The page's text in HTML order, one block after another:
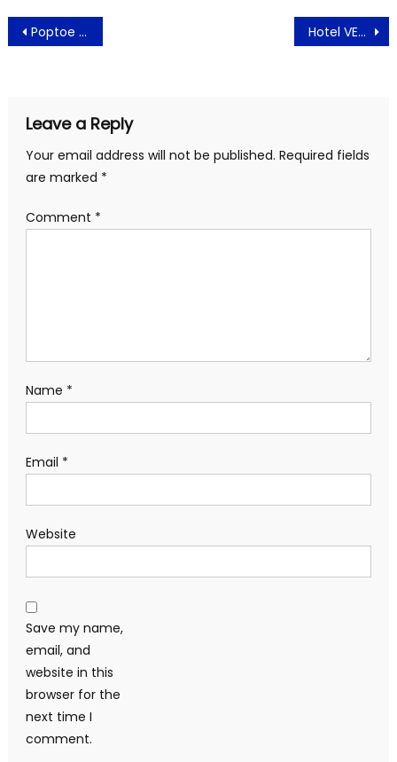
Post
navigation
Poptoe Kids Ballerina Series, Sepatu Yang Nyaman dan Stylish Untuk Anak Hotel VEGA Gading Serpong Rayakan Ramadan Bersama Anak Yatim
Leave a Reply
Your email address will not be published. Required fields
are marked *
Comment *
Name *
Email *
Website
Save my name,
email, and
website in this
browser for the
next time I
comment.